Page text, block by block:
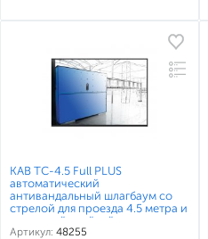
КАВ ТС-4.5 Full PLUS
автоматический
антивандальный шлагбаум со
стрелой для проезда 4.5 метра и
приемной стойкой
Артикул: 48255